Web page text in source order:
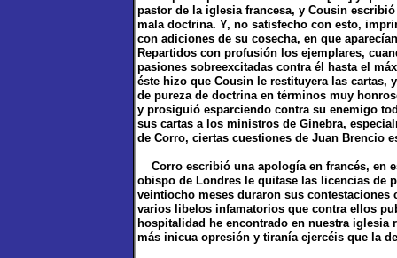
pastor de la iglesia francesa, y Cousin
mala doctrina. Y, no satisfecho con esto,
con adiciones de su cosecha, en que
Repartidos con profusión los ejemplares,
pasiones sobreexcitadas contra él hasta el
éste hizo que Cousin le restituyera las
de pureza de doctrina en términos muy
y prosiguió esparciendo contra su enemigo
sus cartas a los ministros de Ginebra,
de Corro, ciertas cuestiones de Juan Brencio
Corro escribió una apología en francés, en
obispo de Londres le quitase las licencias de
veintiocho meses duraron sus
varios libelos infamatorios que contra ellos
hospitalidad he encontrado en nuestra
más inicua opresión y tiranía ejercéis que la